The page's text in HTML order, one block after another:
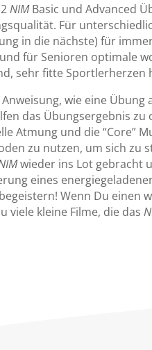
NIMBasic und Advanced
Für
in die nächste) für
für Senioren optimale
sehr fitte Sportlerherzen
Anweisung, wie eine
das Übungsergebnis
Atmung und die “Core”
zu nutzen, um sich zu
wieder ins Lot gebracht
eines
Wenn Du einen
viele kleine Filme, die das